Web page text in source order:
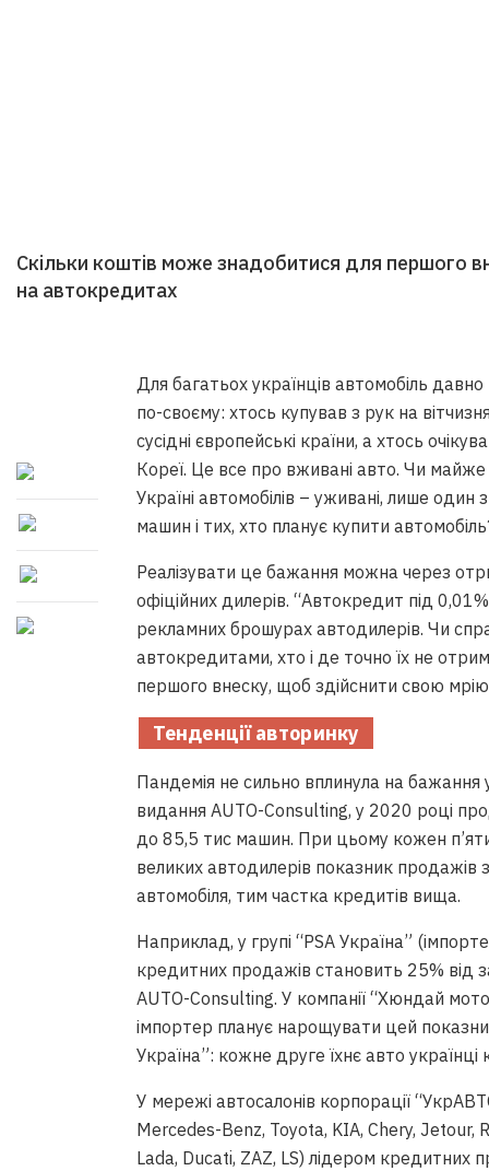
Скільки коштів може знадобитися для першого
на автокредитах
Для багатьох українців автомобіль давно
по-своєму: хтось купував з рук на
сусідні європейські країни, а хтось
Кореї. Це все про вживані авто. Чи
Україні автомобілів – уживані, лише
машин і тих, хто планує купити
Реалізувати це бажання можна через
офіційних дилерів. “Автокредит під
рекламних брошурах автодилерів. Чи
автокредитами, хто і де точно їх не
першого внеску, щоб здійснити свою
Тенденції авторинку
Пандемія не сильно вплинула на
видання AUTO-Consulting, у 2020 році
до 85,5 тис машин. При цьому кожен
великих автодилерів показник
автомобіля, тим частка кредитів вища.
Наприклад, у групі “PSA Україна”
кредитних продажів становить 25% від
AUTO-Consulting. У компанії “Хюндай
імпортер планує нарощувати цей
Україна”: кожне друге їхнє авто
У мережі автосалонів корпорації
Mercedes-Benz, Toyota, KIA, Chery, Jetour,
Lada, Ducati, ZAZ, LS) лідером кредитних